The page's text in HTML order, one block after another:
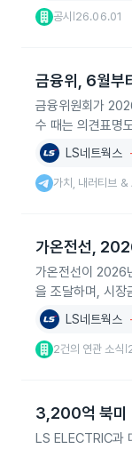
공시 26.06.01
금융위, 6월부
금융위원회가
수 때는 의견표명
LS네트웍스
가치, 내러티브 &
가온전선,
가온전선이 2026
을 조달하며, 시장
LS네트웍스
2건의 연관 소식
3,200억 북미
LS ELECTRIC과